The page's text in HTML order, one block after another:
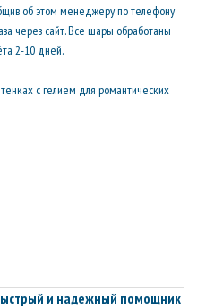
об этом менеджеру по телефону
через сайт. Все шары обработаны
2-10 дней.
с гелием для романтических
и надежный помощник